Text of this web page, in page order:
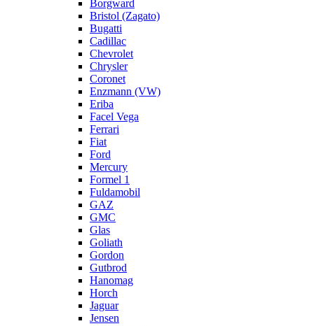
Borgward
Bristol (Zagato)
Bugatti
Cadillac
Chevrolet
Chrysler
Coronet
Enzmann (VW)
Eriba
Facel Vega
Ferrari
Fiat
Ford
Mercury
Formel 1
Fuldamobil
GAZ
GMC
Glas
Goliath
Gordon
Gutbrod
Hanomag
Horch
Jaguar
Jensen